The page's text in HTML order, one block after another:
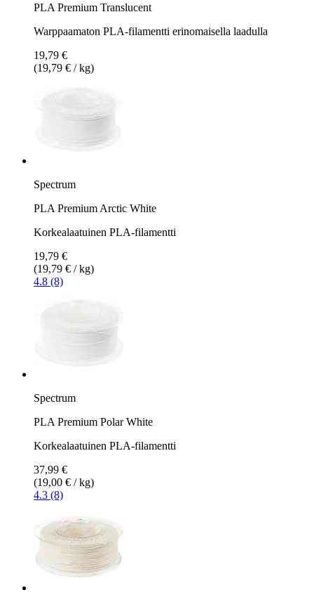
PLA Premium Translucent
Warppaamaton PLA-filamentti erinomaisella laadulla
19,79 €
(19,79 € / kg)
Spectrum
PLA Premium Arctic White
Korkealaatuinen PLA-filamentti
19,79 €
(19,79 € / kg)
4.8 (8)
Spectrum
PLA Premium Polar White
Korkealaatuinen PLA-filamentti
37,99 €
(19,00 € / kg)
4.3 (8)